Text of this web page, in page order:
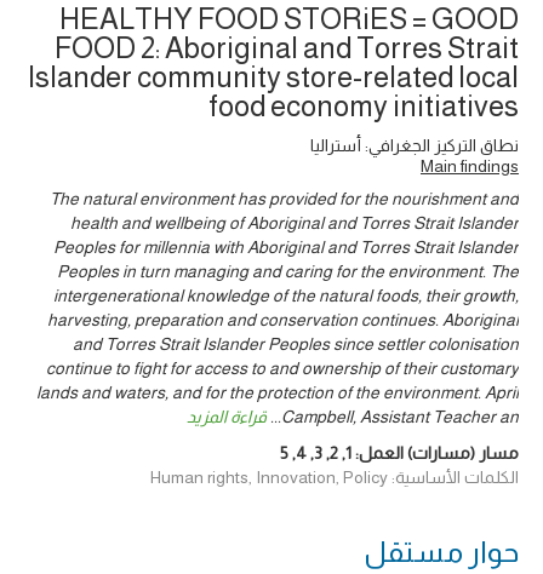
HEALTHY FOOD STORiES = GOOD
FOOD 2: Aboriginal and Torres Strait
Islander community store-related local
food economy initiatives
نطاق التركيز الجغرافي: أستراليا
Main findings
The natural environment has provided for the nourishment and
health and wellbeing of Aboriginal and Torres Strait Islander
Peoples for millennia with Aboriginal and Torres Strait Islander
Peoples in turn managing and caring for the environment. The
intergenerational knowledge of the natural foods, their growth,
harvesting, preparation and conservation continues. Aboriginal
and Torres Strait Islander Peoples since settler colonisation
continue to fight for access to and ownership of their customary
lands and waters, and for the protection of the environment. April
Campbell, Assistant Teacher an
... قراءة المزيد
مسار (مسارات) العمل:1
,
2
,
3
,
4
,
5
الكلمات الأساسية: Human rights, Innovation, Policy
حوار ‎مستقل